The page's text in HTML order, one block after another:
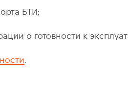
БТИ;
о готовности к
.